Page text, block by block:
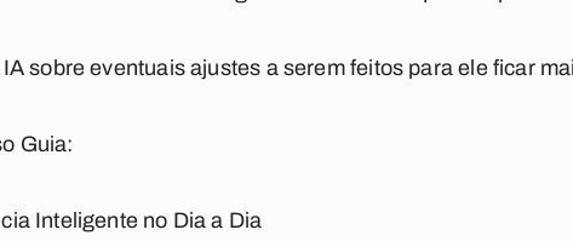
sobre eventuais ajustes a serem feitos para ele ficar
Guia:
Inteligente no Dia a Dia